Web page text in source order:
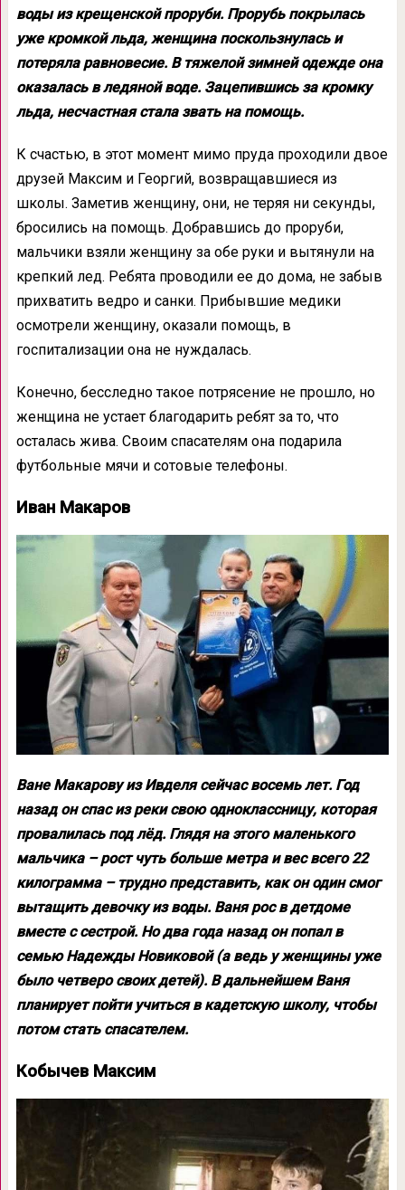
воды из крещенской проруби. Прорубь покрылась
уже кромкой льда, женщина поскользнулась и
потеряла равновесие. В тяжелой зимней одежде она
оказалась в ледяной воде. Зацепившись за кромку
льда, несчастная стала звать на помощь.
К счастью, в этот момент мимо пруда проходили двое
друзей Максим и Георгий, возвращавшиеся из
школы. Заметив женщину, они, не теряя ни секунды,
бросились на помощь. Добравшись до проруби,
мальчики взяли женщину за обе руки и вытянули на
крепкий лед. Ребята проводили ее до дома, не забыв
прихватить ведро и санки. Прибывшие медики
осмотрели женщину, оказали помощь, в
госпитализации она не нуждалась.
Конечно, бесследно такое потрясение не прошло, но
женщина не устает благодарить ребят за то, что
осталась жива. Своим спасателям она подарила
футбольные мячи и сотовые телефоны.
Иван Макаров
Ване Макарову из Ивделя сейчас восемь лет. Год
назад он спас из реки свою одноклассницу, которая
провалилась под лёд. Глядя на этого маленького
мальчика – рост чуть больше метра и вес всего 22
килограмма – трудно представить, как он один смог
вытащить девочку из воды. Ваня рос в детдоме
вместе с сестрой. Но два года назад он попал в
семью Надежды Новиковой (а ведь у женщины уже
было четверо своих детей). В дальнейшем Ваня
планирует пойти учиться в кадетскую школу, чтобы
потом стать спасателем.
Кобычев Максим